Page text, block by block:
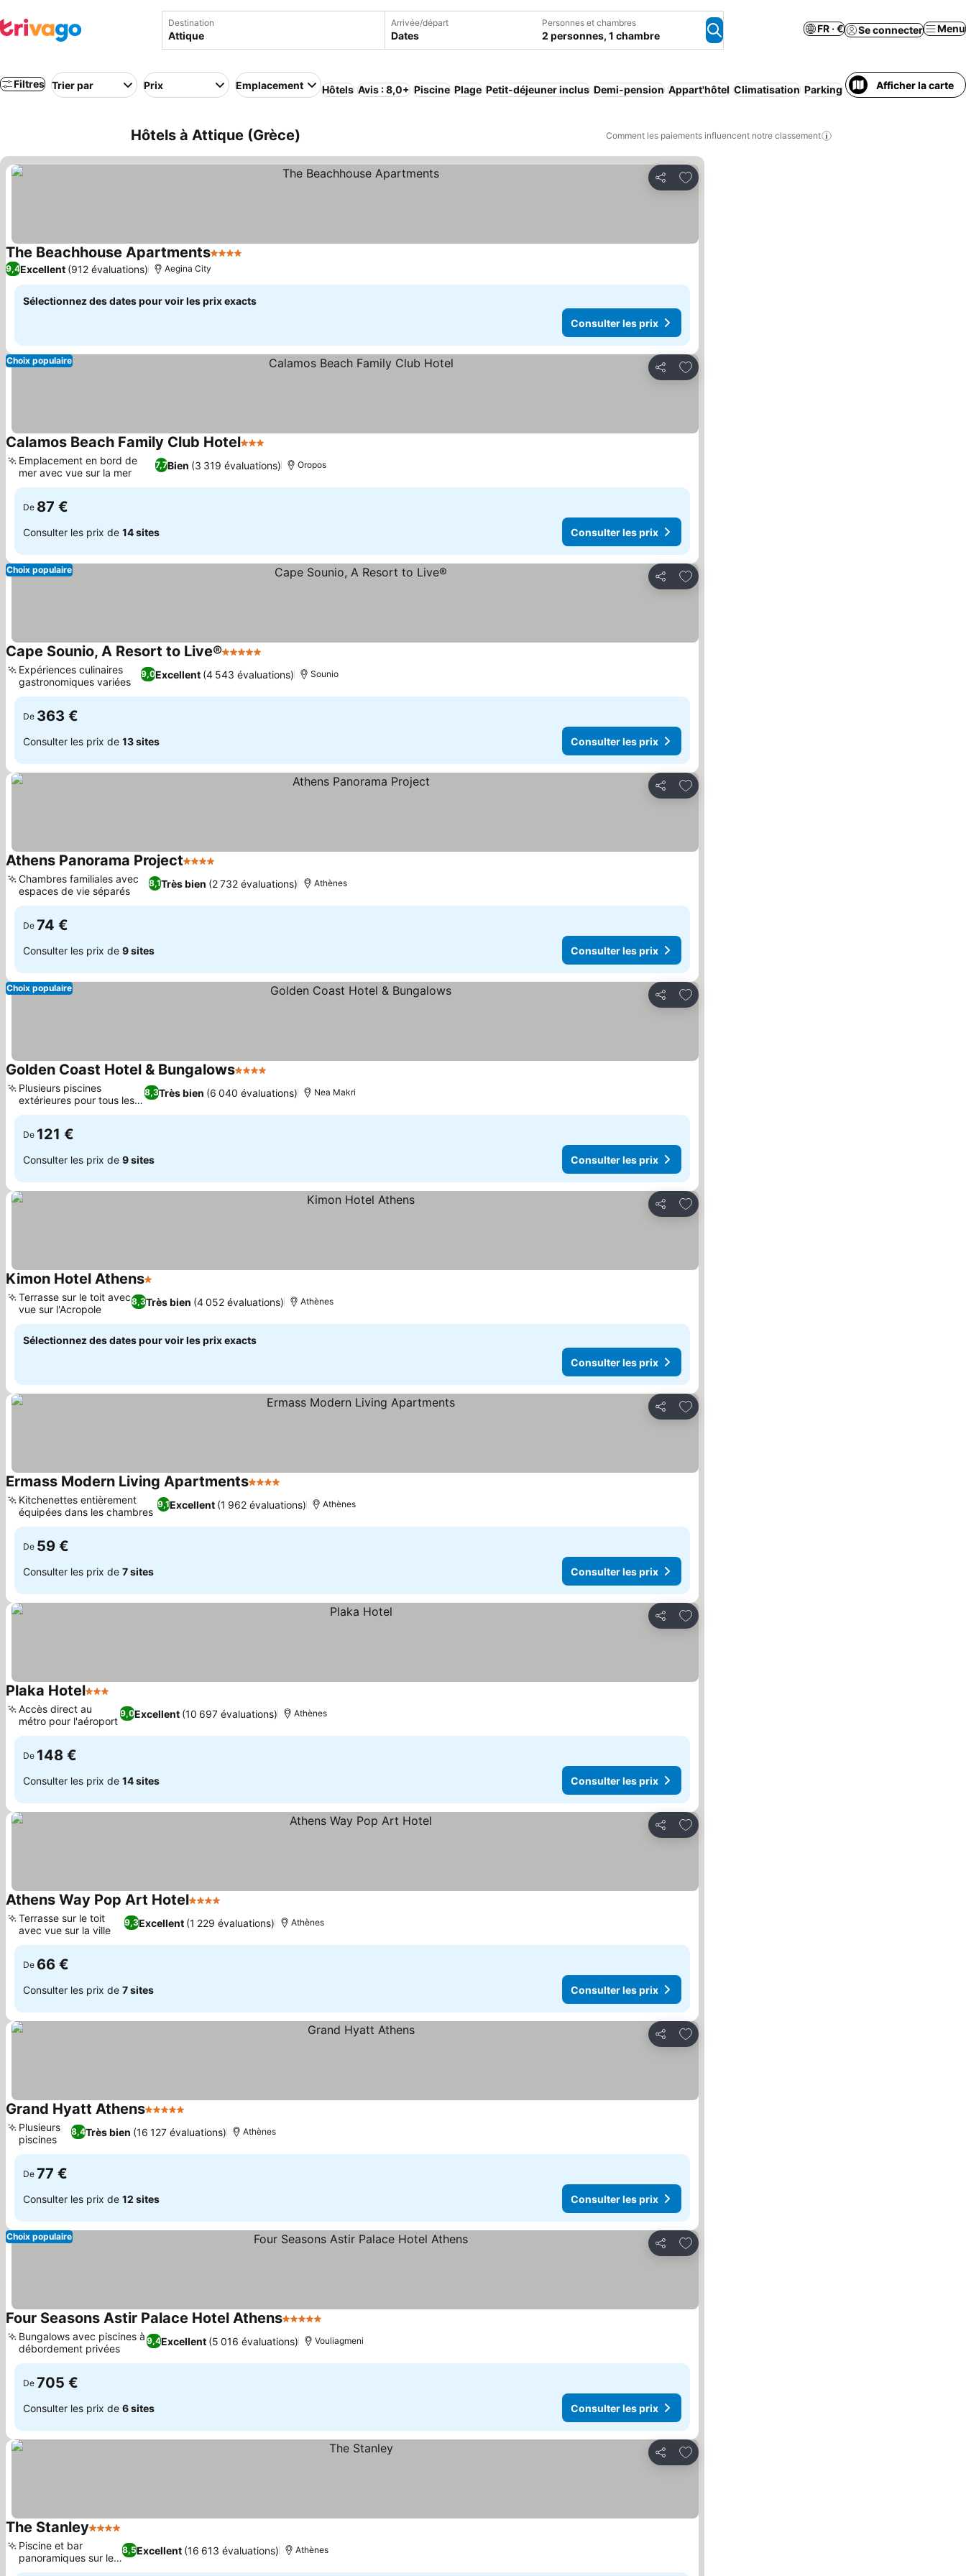
Destination Arrivée/départ
Dates
Personnes et chambres
2 personnes, 1 chambre
FR · € Se connecter Menu
Filtres Trier par Prix Emplacement Hôtels Avis : 8,0+ Piscine Plage Petit-déjeuner inclus Demi-pension Appart'hôtel Climatisation Parking Afficher la carte
Hôtels à Attique (Grèce) Comment les paiements influencent notre classement
Partager
Ajouter à mes favoris
The Beachhouse Apartments4 Étoiles
9,4Excellent (912 évaluations) Aegina City
Sélectionnez des dates pour voir les prix exacts
Consulter les prix
Partager
Ajouter à mes favoris
Choix populaire
Calamos Beach Family Club Hotel3 Étoiles
7,7Bien (3 319 évaluations)
Emplacement en bord de
mer avec vue sur la mer
Oropos
De 87 €
Consulter les prix de 14 sites Consulter les prix
Partager
Ajouter à mes favoris
Choix populaire
Cape Sounio, A Resort to Live®5 Étoiles
9,0Excellent (4 543 évaluations)
Expériences culinaires
gastronomiques variées
Sounio
De 363 €
Consulter les prix de 13 sites Consulter les prix
Partager
Ajouter à mes favoris
Athens Panorama Project4 Étoiles
8,1Très bien (2 732 évaluations)
Chambres familiales avec
espaces de vie séparés
Athènes
De 74 €
Consulter les prix de 9 sites Consulter les prix
Partager
Ajouter à mes favoris
Choix populaire
Golden Coast Hotel & Bungalows4 Étoiles
8,3Très bien (6 040 évaluations)
Plusieurs piscines
extérieures pour tous les
âges
Nea Makri
De 121 €
Consulter les prix de 9 sites Consulter les prix
Partager
Ajouter à mes favoris
Kimon Hotel Athens1 Étoiles
8,3Très bien (4 052 évaluations)
Terrasse sur le toit avec
vue sur l'Acropole
Athènes
Sélectionnez des dates pour voir les prix exacts
Consulter les prix
Partager
Ajouter à mes favoris
Ermass Modern Living Apartments4 Étoiles
9,1Excellent (1 962 évaluations)
Kitchenettes entièrement
équipées dans les chambres
Athènes
De 59 €
Consulter les prix de 7 sites Consulter les prix
Partager
Ajouter à mes favoris
Plaka Hotel3 Étoiles
9,0Excellent (10 697 évaluations)
Accès direct au
métro pour l'aéroport
Athènes
De 148 €
Consulter les prix de 14 sites Consulter les prix
Partager
Ajouter à mes favoris
Athens Way Pop Art Hotel4 Étoiles
9,3Excellent (1 229 évaluations)
Terrasse sur le toit
avec vue sur la ville
Athènes
De 66 €
Consulter les prix de 7 sites Consulter les prix
Partager
Ajouter à mes favoris
Grand Hyatt Athens5 Étoiles
8,4Très bien (16 127 évaluations)
Plusieurs
piscines
Athènes
De 77 €
Consulter les prix de 12 sites Consulter les prix
Partager
Ajouter à mes favoris
Choix populaire
Four Seasons Astir Palace Hotel Athens5 Étoiles
9,4Excellent (5 016 évaluations)
Bungalows avec piscines à
débordement privées
Vouliagmeni
De 705 €
Consulter les prix de 6 sites Consulter les prix
Partager
Ajouter à mes favoris
The Stanley4 Étoiles
8,5Excellent (16 613 évaluations)
Piscine et bar
panoramiques sur le
toit
Athènes